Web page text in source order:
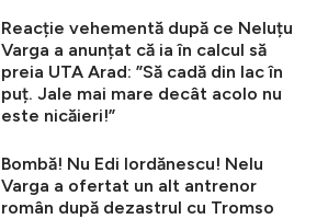
Reacție vehementă după ce Neluțu
Varga a anunțat că ia în calcul să
preia UTA Arad: ”Să cadă din lac în
puț. Jale mai mare decât acolo nu
este nicăieri!”
Bombă! Nu Edi Iordănescu! Nelu
Varga a ofertat un alt antrenor
român după dezastrul cu Tromso